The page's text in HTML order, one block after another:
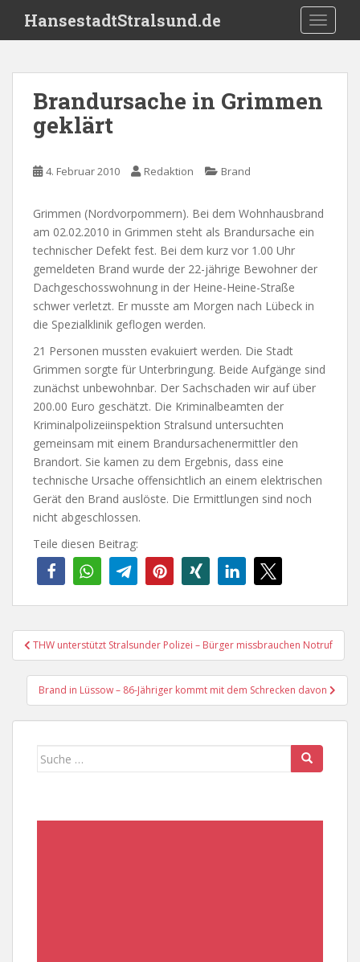
i
HansestadtStralsund.de
Brandursache in Grimmen
geklärt
4. Februar 2010 Redaktion Brand
Grimmen (Nordvorpommern). Bei dem Wohnhausbrand
am 02.02.2010 in Grimmen steht als Brandursache ein
technischer Defekt fest. Bei dem kurz vor 1.00 Uhr
gemeldeten Brand wurde der 22-jährige Bewohner der
Dachgeschosswohnung in der Heine-Heine-Straße
schwer verletzt. Er musste am Morgen nach Lübeck in
die Spezialklinik geflogen werden.
21 Personen mussten evakuiert werden. Die Stadt
Grimmen sorgte für Unterbringung. Beide Aufgänge sind
zunächst unbewohnbar. Der Sachschaden wir auf über
200.00 Euro geschätzt. Die Kriminalbeamten der
Kriminalpolizeiinspektion Stralsund untersuchten
gemeinsam mit einem Brandursachenermittler den
Brandort. Sie kamen zu dem Ergebnis, dass eine
technische Ursache offensichtlich an einem elektrischen
Gerät den Brand auslöste. Die Ermittlungen sind noch
nicht abgeschlossen.
Teile diesen Beitrag:
Beitragsnavigation
THW unterstützt Stralsunder Polizei – Bürger missbrauchen Notruf
Brand in Lüssow – 86-Jähriger kommt mit dem Schrecken davon
Suche